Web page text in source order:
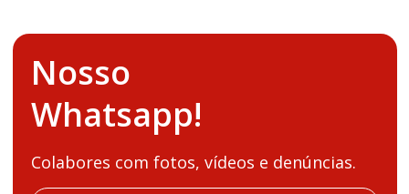
Nosso
Whatsapp!
Colabores com fotos, vídeos e denúncias.